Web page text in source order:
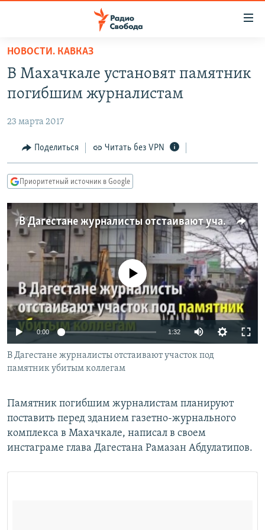
упрощенного
доступа
Вернуться
основному
Вернутся
главной
навигации
Вернутся
поиску
ПОДКАСТЫ
АВТОРСКИЕ ПРОЕКТЫ
ЦИТАТЫ СВОБОДЫ
МНЕНИЯ
IDEL.РЕАЛИИ
КАВКАЗ.РЕАЛИИ
СЕВЕР.РЕАЛИИ
СИБИРЬ.РЕАЛИИ
РАСПИСАНИЕ ВЕЩАНИЯ
ПОДПИШИТЕСЬ НА РАССЫЛКУ
СОЦИАЛЬНЫЕ СЕТИ
Все сайты РСЕ/РС
НОВОСТИ. КАВКАЗ
В Махачкале установят памятник
погибшим журналистам
23 марта 2017
Поделиться Читать без VPN
Приоритетный источник в Google
В Дагестане журналисты отстаивают участок под памятник убитым коллегам
No media source currently available
0:00 1:32
В Дагестане журналисты отстаивают участок под
памятник убитым коллегам
Памятник погибшим журналистам планируют
поставить перед зданием газетно-журнального
комплекса в Махачкале, написал в своем
инстаграме глава Дагестана Рамазан Абдулатипов.